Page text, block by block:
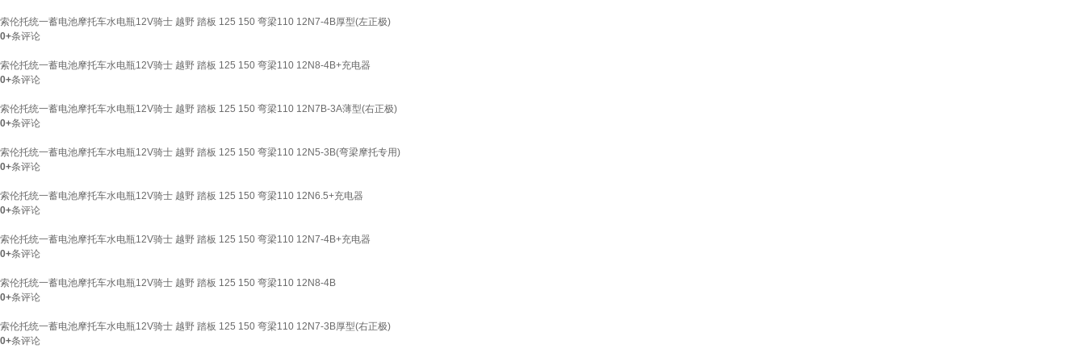
索伦托统一蓄电池摩托车水电瓶12V骑士 越野 踏板 125 150 弯梁110 12N7-4B厚型(左正极)
0+条评论
索伦托统一蓄电池摩托车水电瓶12V骑士 越野 踏板 125 150 弯梁110 12N8-4B+充电器
0+条评论
索伦托统一蓄电池摩托车水电瓶12V骑士 越野 踏板 125 150 弯梁110 12N7B-3A薄型(右正极)
0+条评论
索伦托统一蓄电池摩托车水电瓶12V骑士 越野 踏板 125 150 弯梁110 12N5-3B(弯梁摩托专用)
0+条评论
索伦托统一蓄电池摩托车水电瓶12V骑士 越野 踏板 125 150 弯梁110 12N6.5+充电器
0+条评论
索伦托统一蓄电池摩托车水电瓶12V骑士 越野 踏板 125 150 弯梁110 12N7-4B+充电器
0+条评论
索伦托统一蓄电池摩托车水电瓶12V骑士 越野 踏板 125 150 弯梁110 12N8-4B
0+条评论
索伦托统一蓄电池摩托车水电瓶12V骑士 越野 踏板 125 150 弯梁110 12N7-3B厚型(右正极)
0+条评论